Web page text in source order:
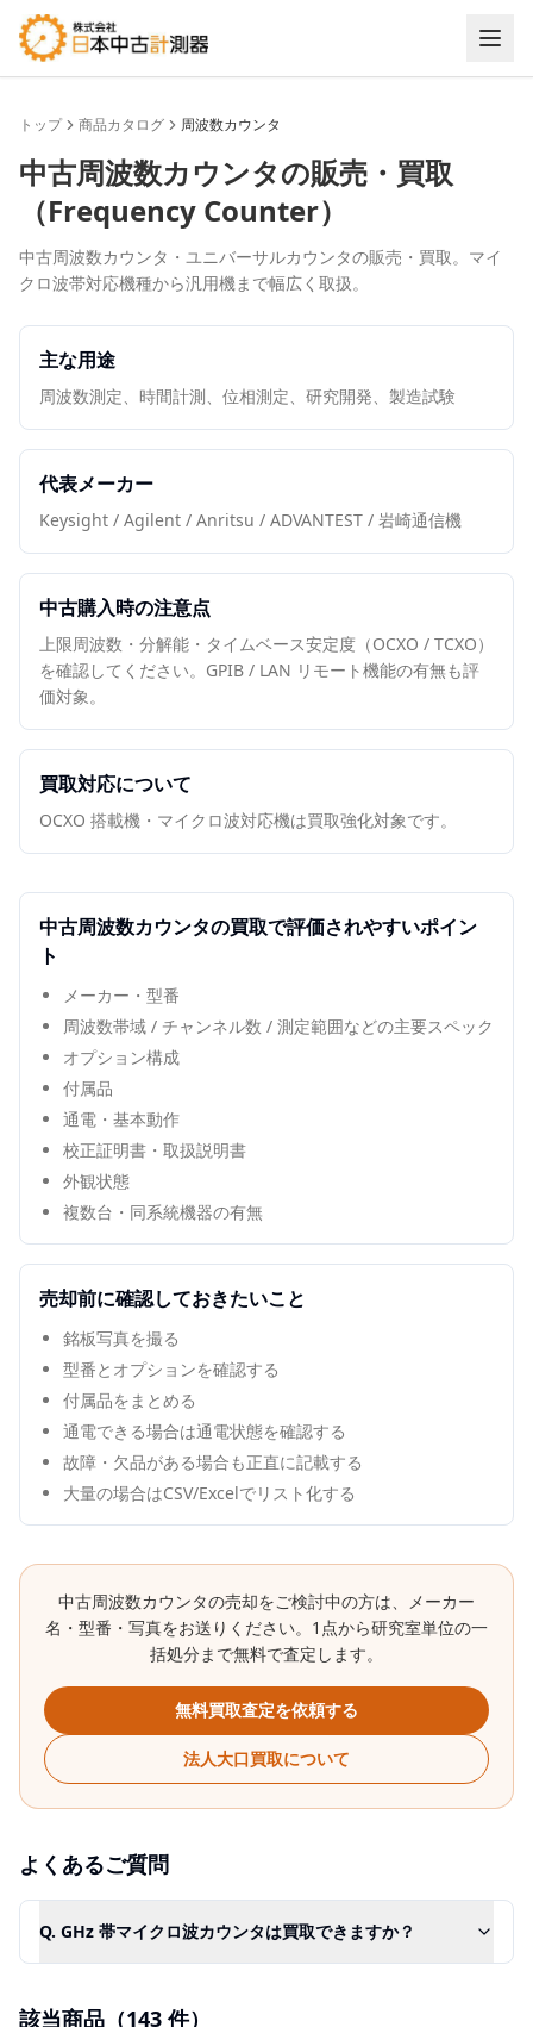
トップ 商品カタログ 周波数カウンタ
中古周波数カウンタの販売・買取
（Frequency Counter）
中古周波数カウンタ・ユニバーサルカウンタの販売・買取。マイ
クロ波帯対応機種から汎用機まで幅広く取扱。
主な用途
周波数測定、時間計測、位相測定、研究開発、製造試験
代表メーカー
Keysight / Agilent / Anritsu / ADVANTEST / 岩崎通信機
中古購入時の注意点
上限周波数・分解能・タイムベース安定度（OCXO / TCXO）
を確認してください。GPIB / LAN リモート機能の有無も評
価対象。
買取対応について
OCXO 搭載機・マイクロ波対応機は買取強化対象です。
中古周波数カウンタの買取で評価されやすいポイン
ト
メーカー・型番
周波数帯域 / チャンネル数 / 測定範囲などの主要スペック
オプション構成
付属品
通電・基本動作
校正証明書・取扱説明書
外観状態
複数台・同系統機器の有無
売却前に確認しておきたいこと
銘板写真を撮る
型番とオプションを確認する
付属品をまとめる
通電できる場合は通電状態を確認する
故障・欠品がある場合も正直に記載する
大量の場合はCSV/Excelでリスト化する
中古周波数カウンタの売却をご検討中の方は、メーカー
名・型番・写真をお送りください。1点から研究室単位の一
括処分まで無料で査定します。
無料買取査定を依頼する
法人大口買取について
よくあるご質問
Q. GHz 帯マイクロ波カウンタは買取できますか？
該当商品（143 件）